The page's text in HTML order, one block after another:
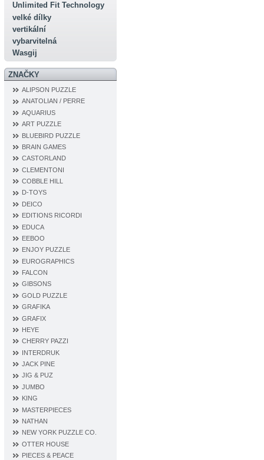
Unlimited Fit Technology
velké dílky
vertikální
vybarvitelná
Wasgij
ZNAČKY
ALIPSON PUZZLE
ANATOLIAN / PERRE
AQUARIUS
ART PUZZLE
BLUEBIRD PUZZLE
BRAIN GAMES
CASTORLAND
CLEMENTONI
COBBLE HILL
D‐TOYS
DEICO
EDITIONS RICORDI
EDUCA
EEBOO
ENJOY PUZZLE
EUROGRAPHICS
FALCON
GIBSONS
GOLD PUZZLE
GRAFIKA
GRAFIX
HEYE
CHERRY PAZZI
INTERDRUK
JACK PINE
JIG & PUZ
JUMBO
KING
MASTERPIECES
NATHAN
NEW YORK PUZZLE CO.
OTTER HOUSE
PIECES & PEACE